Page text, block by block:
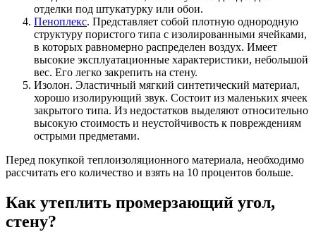
отделки под штукатурку или обои.
Пеноплекс. Представляет собой плотную однородную
структуру пористого типа с изолированными ячейками,
в которых равномерно распределен воздух. Имеет
высокие эксплуатационные характеристики, небольшой
вес. Его легко закрепить на стену.
Изолон. Эластичный мягкий синтетический материал,
хорошо изолирующий звук. Состоит из маленьких ячеек
закрытого типа. Из недостатков выделяют относительно
высокую стоимость и неустойчивость к повреждениям
острыми предметами.
Перед покупкой теплоизоляционного материала, необходимо
рассчитать его количество и взять на 10 процентов больше.
Как утеплить промерзающий угол,
стену?